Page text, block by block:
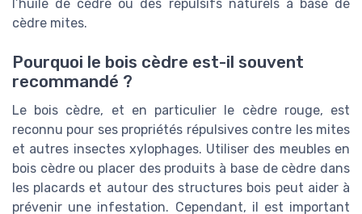
l’huile de cèdre ou des répulsifs naturels à base de
cèdre mites.
Pourquoi le bois cèdre est-il souvent
recommandé ?
Le bois cèdre, et en particulier le cèdre rouge, est
reconnu pour ses propriétés répulsives contre les mites
et autres insectes xylophages. Utiliser des meubles en
bois cèdre ou placer des produits à base de cèdre dans
les placards et autour des structures bois peut aider à
prévenir une infestation. Cependant, il est important